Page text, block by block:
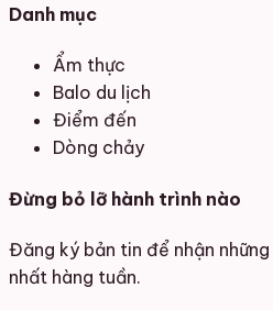
Danh mục
Ẩm thực
Balo du lịch
Điểm đến
Dòng chảy
Đừng bỏ lỡ hành trình nào
Đăng ký bản tin để nhận
nhất hàng tuần.